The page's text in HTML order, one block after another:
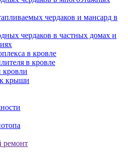
чердаков и мансард в
чердаков в частных домах и
в кровле
в кровле
кровли
крыши
ремонт